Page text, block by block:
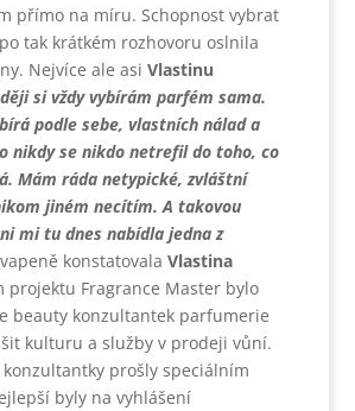
přímo na míru. Schopnost vybrat
tak krátkém rozhovoru oslnila
Nejvíce ale asi Vlastinu
si vždy vybírám parfém sama.
podle sebe, vlastních nálad a
nikdy se nikdo netrefil do toho, co
Mám ráda netypické, zvláštní
jiném necítím. A takovou
mi tu dnes nabídla jedna z
konstatovala Vlastina
projektu Fragrance Master bylo
beauty konzultantek parfumerie
kulturu a služby v prodeji vůní.
prošly speciálním
byly na vyhlášení